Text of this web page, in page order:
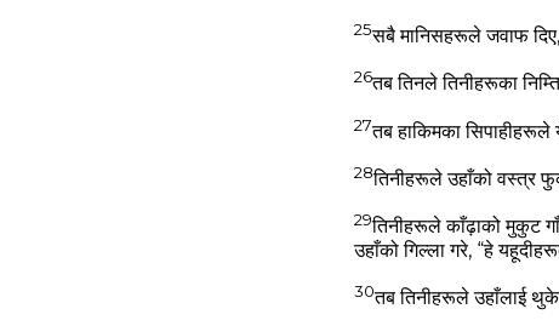
25सबै मानिसहरूले जवाफ
26तब तिनले तिनीहरूका
27तब हाकिमका सिपाहीहरूले
28तिनीहरूले उहाँको वस्‍त्र
29तिनीहरूले काँढ़ाको मुकुट
उहाँको गिल्‍ला गरे, “हे
30तब तिनीहरूले उहाँलाई थुके,